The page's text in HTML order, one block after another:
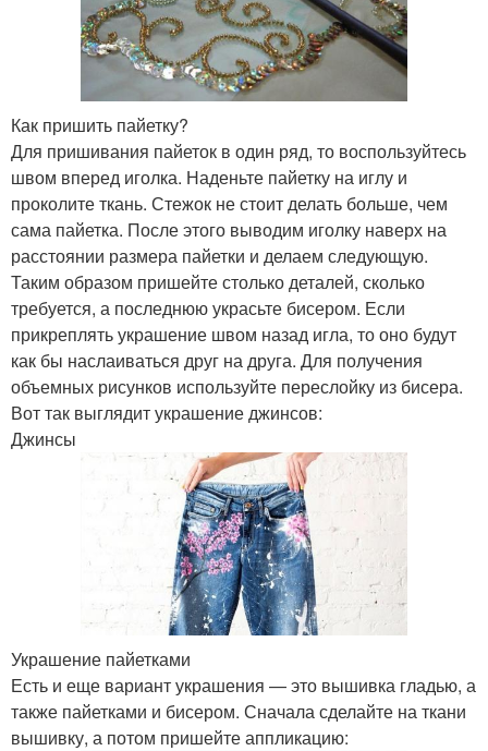
Как пришить пайетку?
Для пришивания пайеток в один ряд, то воспользуйтесь
швом вперед иголка. Наденьте пайетку на иглу и
проколите ткань. Стежок не стоит делать больше, чем
сама пайетка. После этого выводим иголку наверх на
расстоянии размера пайетки и делаем следующую.
Таким образом пришейте столько деталей, сколько
требуется, а последнюю украсьте бисером. Если
прикреплять украшение швом назад игла, то оно будут
как бы наслаиваться друг на друга. Для получения
объемных рисунков используйте переслойку из бисера.
Вот так выглядит украшение джинсов:
Джинсы
Украшение пайетками
Есть и еще вариант украшения — это вышивка гладью, а
также пайетками и бисером. Сначала сделайте на ткани
вышивку, а потом пришейте аппликацию: